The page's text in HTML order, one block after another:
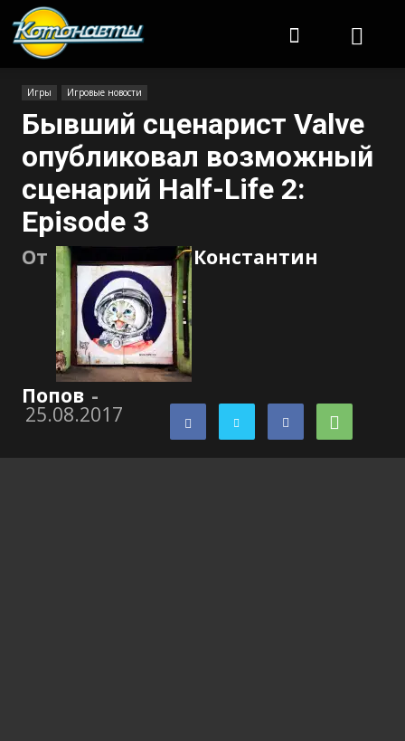
Игры Игровые новости
Бывший сценарист Valve
опубликовал возможный
сценарий Half-Life 2:
Episode 3
От Константин
Попов -
25.08.2017